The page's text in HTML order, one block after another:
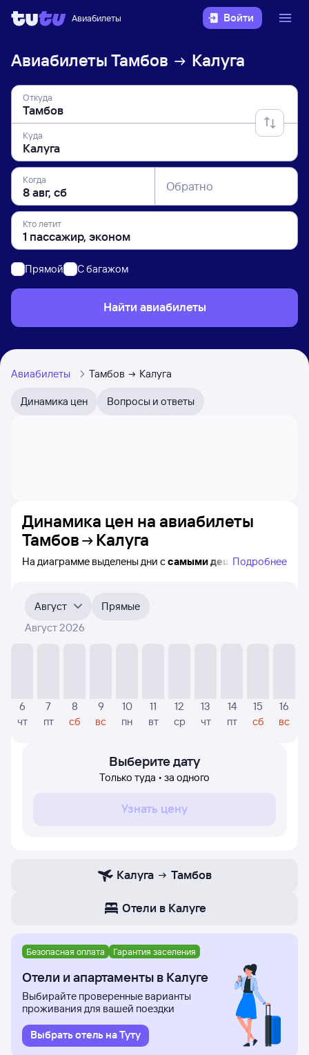
Авиабилеты Войти
Авиабилеты Тамбов Калуга
Откуда
Куда
Когда Обратно
Кто летит
Прямой C багажом
Найти авиабилеты
Авиабилеты Тамбов Калуга
Динамика цен Вопросы и ответы
Динамика цен на авиабилеты
Тамбов
Калуга
На диаграмме выделены дни ссамыми дешёвыми
5 месяца. Выберите дату, перейдите по клику к поиску
авиабилетов и просмотру
Если никто не искал авиабилетов по маршруту
Тамбов — Калуга, то цены могут отсутствовать
частично или полностью. В этом случае заполните
Подробнее
Август
Прямые
Август 2026
6
чт
7
пт
8
сб
9
вс
10
пн
11
вт
12
ср
13
чт
14
пт
15
сб
16
вс
Выберите дату
Только туда • за одного
Узнать цену
Калуга Тамбов
Отели в Калуге
Безопасная оплата Гарантия заселения
Отели и апартаменты в Калуге
Выбирайте проверенные варианты
проживания для вашей поездки
Выбрать отель на Туту